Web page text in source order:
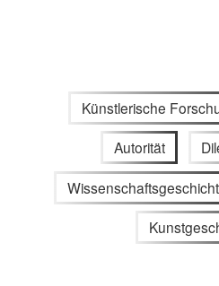
Künstlerische
Autorität